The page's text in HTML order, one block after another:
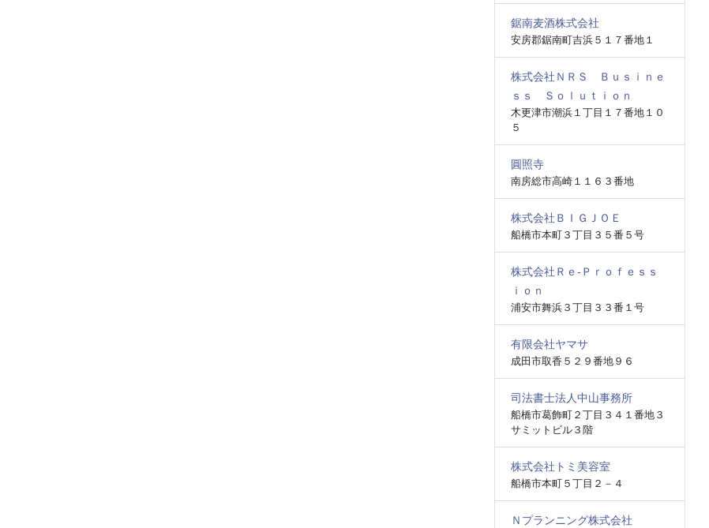
鋸南麦酒株式会社
安房郡鋸南町吉浜５１７番地１
株式会社ＮＲＳ Ｂｕｓｉｎｅ
ｓｓ Ｓｏｌｕｔｉｏｎ
木更津市潮浜１丁目１７番地１０
５
圓照寺
南房総市高崎１１６３番地
株式会社ＢＩＧＪＯＥ
船橋市本町３丁目３５番５号
株式会社Ｒｅ‐Ｐｒｏｆｅｓｓ
ｉｏｎ
浦安市舞浜３丁目３３番１号
有限会社ヤマサ
成田市取香５２９番地９６
司法書士法人中山事務所
船橋市葛飾町２丁目３４１番地３
サミットビル３階
株式会社トミ美容室
船橋市本町５丁目２－４
Ｎプランニング株式会社